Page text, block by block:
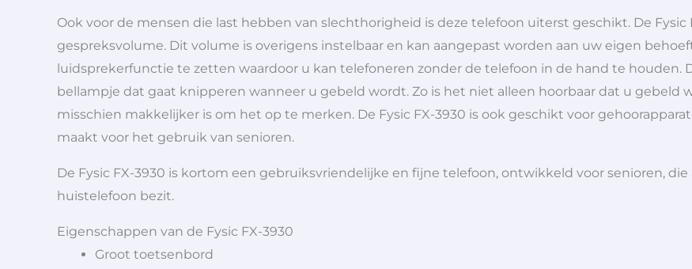
Ook voor de mensen die last hebben van slechthorigheid is deze telefoon uiterst geschikt. De
gespreksvolume. Dit volume is overigens instelbaar en kan aangepast worden aan uw eigen
luidsprekerfunctie te zetten waardoor u kan telefoneren zonder de telefoon in de hand te houden.
bellampje dat gaat knipperen wanneer u gebeld wordt. Zo is het niet alleen hoorbaar dat u gebeld
misschien makkelijker is om het op te merken. De Fysic FX-3930 is ook geschikt voor
maakt voor het gebruik van senioren.
De Fysic FX-3930 is kortom een gebruiksvriendelijke en fijne telefoon, ontwikkeld voor senioren,
huistelefoon bezit.
Eigenschappen van de Fysic FX-3930
Groot toetsenbord